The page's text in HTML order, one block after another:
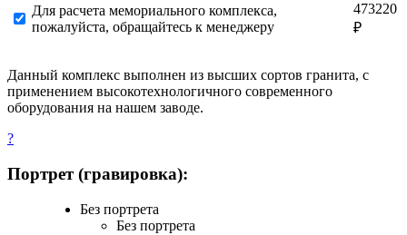
Для расчета мемориального комплекса,
пожалуйста, обращайтесь к менеджеру
473220
₽
Данный комплекс выполнен из высших сортов гранита, с
применением высокотехнологичного современного
оборудования на нашем заводе.
?
Портрет (гравировка):
Без портрета
Без портрета